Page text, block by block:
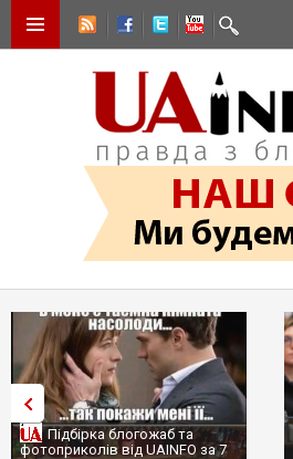
Експослу в США Стефанішиній
обрали запобіжний захід